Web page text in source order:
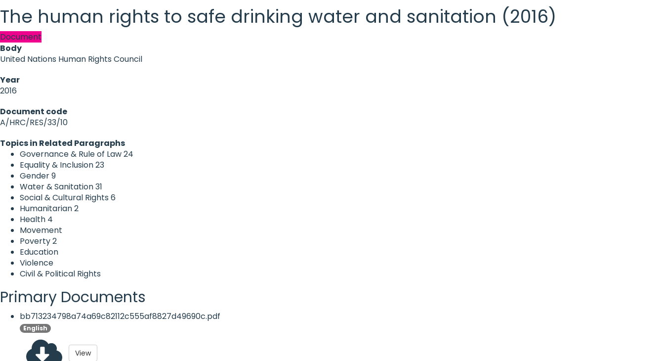
The human rights to safe drinking water and sanitation (2016)
Document
Body
United Nations Human Rights Council
Year
2016
Document code
A/HRC/RES/33/10
Topics in Related Paragraphs
Governance & Rule of Law24
Equality & Inclusion23
Gender9
Water & Sanitation31
Social & Cultural Rights 6
Humanitarian2
Health 4
Movement
Poverty2
Education
Violence
Civil & Political Rights
Primary Documents
bb713234798a74a69c82112c555af8827d49690c.pdf
English
View